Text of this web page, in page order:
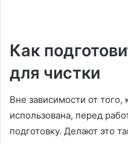
Как
для чистки
Вне зависимости от того,
использована, перед
подготовку. Делают это